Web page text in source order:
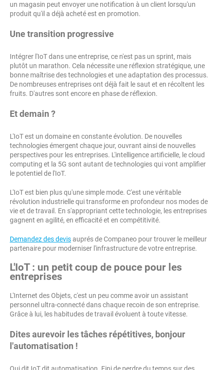
un magasin peut envoyer une notification à un client lorsqu'un
produit qu'il a déjà acheté est en promotion.
Une transition progressive
Intégrer l'IoT dans une entreprise, ce n'est pas un sprint, mais
plutôt un marathon. Cela nécessite une réflexion stratégique, une
bonne maîtrise des technologies et une adaptation des processus.
De nombreuses entreprises ont déjà fait le saut et en récoltent les
fruits. D'autres sont encore en phase de réflexion.
Et demain ?
L'IoT est un domaine en constante évolution. De nouvelles
technologies émergent chaque jour, ouvrant ainsi de nouvelles
perspectives pour les entreprises. L'intelligence artificielle, le cloud
computing et la 5G sont autant de technologies qui vont amplifier
le potentiel de l'IoT.
L'IoT est bien plus qu'une simple mode. C'est une véritable
révolution industrielle qui transforme en profondeur nos modes de
vie et de travail. En s'appropriant cette technologie, les entreprises
gagnent en agilité, en efficacité et en compétitivité.
Demandez des devisauprés de Companeo pour trouver le meilleur
partenaire pour moderniser l'infrastructure de votre entreprise.
L'IoT : un petit coup de pouce pour les
entreprises
L'Internet des Objets, c'est un peu comme avoir un assistant
personnel ultra-connecté dans chaque recoin de son entreprise.
Grâce à lui, les habitudes de travail évoluent à toute vitesse.
Dites aurevoir les tâches répétitives, bonjour
l'automatisation !